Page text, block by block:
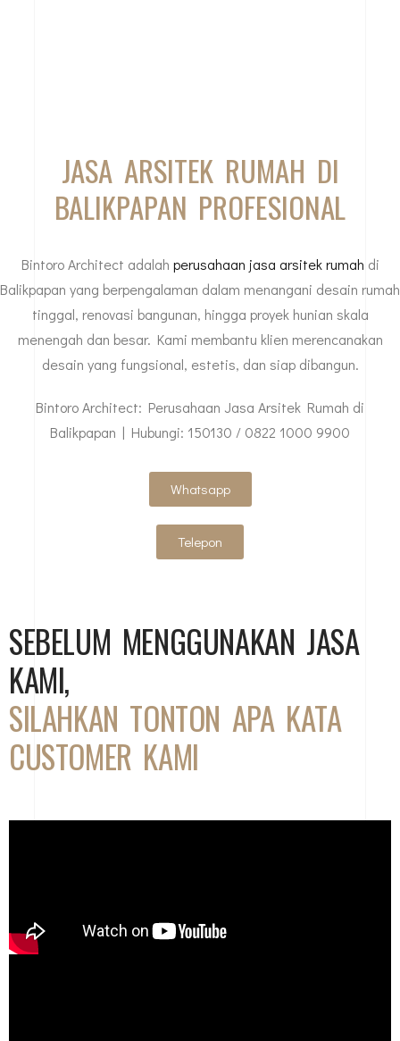
JASA ARSITEK RUMAH DI
BALIKPAPAN PROFESIONAL
Bintoro Architect adalah perusahaan jasa arsitek rumah di
Balikpapan yang berpengalaman dalam menangani desain rumah
tinggal, renovasi bangunan, hingga proyek hunian skala
menengah dan besar. Kami membantu klien merencanakan
desain yang fungsional, estetis, dan siap dibangun.
Bintoro Architect: Perusahaan Jasa Arsitek Rumah di
Balikpapan | Hubungi: 150130 / 0822 1000 9900
Whatsapp
Telepon
SEBELUM MENGGUNAKAN JASA
KAMI,
SILAHKAN TONTON APA KATA
CUSTOMER KAMI